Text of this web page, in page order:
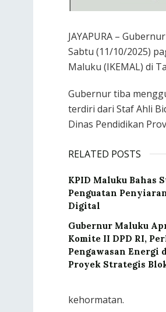
JAYAPURA –
Sabtu (11/10/2025)
Maluku (IKEMAL) di
Gubernur tiba
terdiri dari Staf Ahli
Dinas Pendidikan
RELATED POSTS
KPID Maluku Bahas
Penguatan
Digital
Gubernur Maluku
Komite II DPD RI,
Pengawasan Energi
Proyek Strategis
kehormatan.